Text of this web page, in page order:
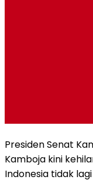
Presiden Senat
Kamboja kini
Indonesia tidak